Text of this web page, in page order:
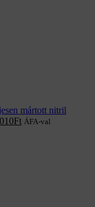
mártott nitril
Ft ÁFA-val